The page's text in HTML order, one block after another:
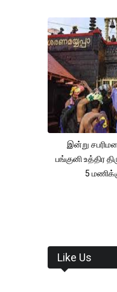
இன்று
பங்குனி உத்திர
5
Like Us